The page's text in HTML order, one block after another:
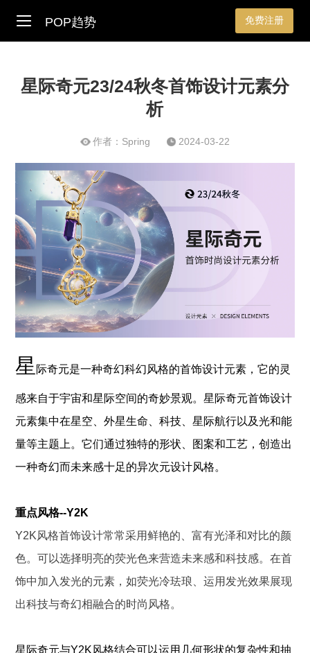
POP趋势 免费注册
星际奇元23/24秋冬首饰设计元素分
析
作者：Spring 2024-03-22
星际奇元是一种奇幻科幻风格的首饰设计元素，它的灵
感来自于宇宙和星际空间的奇妙景观。星际奇元首饰设计
元素集中在星空、外星生命、科技、星际航行以及光和能
量等主题上。它们通过独特的形状、图案和工艺，创造出
一种奇幻而未来感十足的异次元设计风格。
重点风格--Y2K
Y2K风格首饰设计常常采用鲜艳的、富有光泽和对比的颜
色。可以选择明亮的荧光色来营造未来感和科技感。在首
饰中加入发光的元素，如荧光冷珐琅 、运用发光效果展现
出科技与奇幻相融合的时尚风格。
星际奇元与Y2K风格结合可以运用 几何形状的复杂性和抽